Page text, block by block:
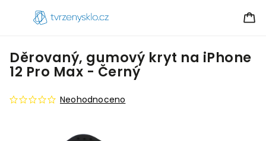
Děrovaný, gumový kryt na iPhone
12 Pro Max - Černý
Neohodnoceno